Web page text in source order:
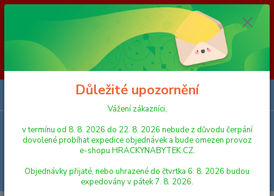
Vážení zákazníci, v termínu od 8. 8. 2026 do 23. 8. 2026 nebude z
důvodu čerpání dovolené probíhat expedice objednávek a bude omezen
provoz e-shopu HRACKYNABYTEK.CZ. Objednávky přijaté, nebo
uhrazené do čtvrtka 6. 8. 2026 budou expedovány v pátek 7. 8. 2026.
Objednávky přijaté, nebo uhrazené od pátku 7. 8. 2026 do neděle 23. 8.
2026 budou postupně expedovány od pondělí 24. 8. 2026. Děkujeme za
pochopení HRACKYNABYTEK.CZ
Menu
Hledat
Důležité upozornění
Vážení zákazníci,
v termínu od 8. 8. 2026 do 22. 8. 2026 nebude z důvodu čerpání
dovolené probíhat expedice objednávek a bude omezen provoz
e-shopu HRACKYNABYTEK.CZ.
Objednávky přijaté, nebo uhrazené do čtvrtka 6. 8. 2026 budou
expedovány v pátek 7. 8. 2026.